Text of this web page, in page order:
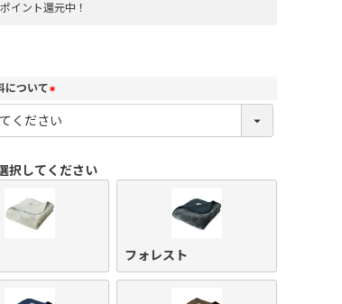
イント還元中！
について
(
必
須
択してください
フォレスト